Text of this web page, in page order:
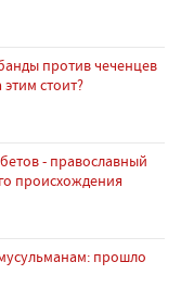
против чеченцев
стоит?
- православный
происхождения
прошло